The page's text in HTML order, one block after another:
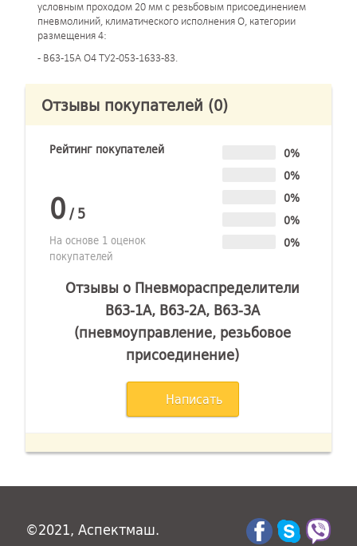
условным проходом 20 мм с резьбовым присоединением
пневмолиний, климатического исполнения О, категории
размещения 4:
- В63-15А О4 ТУ2-053-1633-83.
Отзывы покупателей (0)
Рейтинг покупателей
0/5
На основе 1 оценок
покупателей
0%
0%
0%
0%
0%
Отзывы о Пневмораспределители
В63-1А, В63-2А, В63-3А
(пневмоуправление, резьбовое
присоединение)
Написать
©2021, Аспектмаш.